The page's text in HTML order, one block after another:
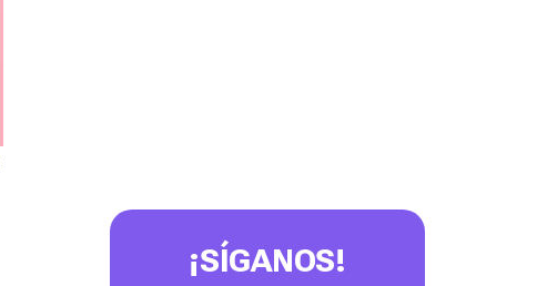
¡SÍGANOS!